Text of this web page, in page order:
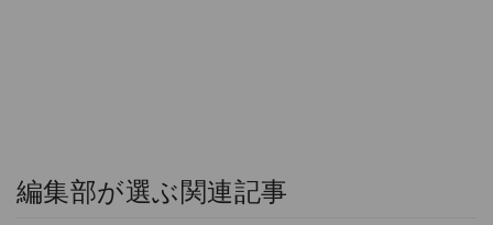
編集部が選ぶ関連記事